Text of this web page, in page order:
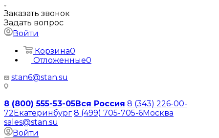
Заказать звонок
Задать вопрос
Войти
Корзина0
Отложенные0
stan6@stan.su
8 (800) 555-53-05Вся Россия 8 (343) 226-00-
72Екатеринбург 8 (499) 705-705-6Москва
sales@stan.su
Войти